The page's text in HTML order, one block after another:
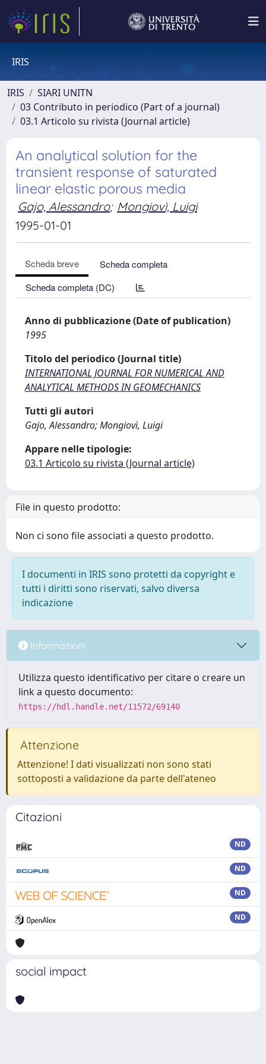
IRIS
IRIS
SIARI UNITN
03 Contributo in periodico (Part of a journal)
03.1 Articolo su rivista (Journal article)
An analytical solution for the
transient response of saturated
linear elastic porous media
Gajo, Alessandro; Mongiovì, Luigi
1995-01-01
Scheda breve
Scheda completa
Scheda completa (DC)
Anno di pubblicazione (Date of publication)
1995
Titolo del periodico (Journal title)
INTERNATIONAL JOURNAL FOR NUMERICAL AND
ANALYTICAL METHODS IN GEOMECHANICS
Tutti gli autori
Gajo, Alessandro; Mongiovì, Luigi
Appare nelle tipologie:
03.1 Articolo su rivista (Journal article)
File in questo prodotto:
Non ci sono file associati a questo prodotto.
I documenti in IRIS sono protetti da copyright e
tutti i diritti sono riservati, salvo diversa
indicazione
Informazioni
Utilizza questo identificativo per citare o creare un
link a questo documento:
https://hdl.handle.net/11572/69140
Attenzione
Attenzione! I dati visualizzati non sono stati
sottoposti a validazione da parte dell'ateneo
Citazioni
ND
ND
ND
ND
social impact